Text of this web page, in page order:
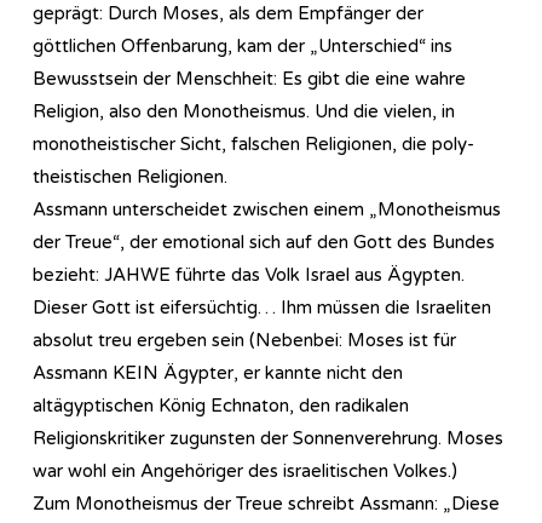
geprägt: Durch Moses, als dem Empfänger der
göttlichen Offenbarung, kam der „Unterschied“ ins
Bewusstsein der Menschheit: Es gibt die eine wahre
Religion, also den Monotheismus. Und die vielen, in
monotheistischer Sicht, falschen Religionen, die poly-
theistischen Religionen.
Assmann unterscheidet zwischen einem „Monotheismus
der Treue“, der emotional sich auf den Gott des Bundes
bezieht: JAHWE führte das Volk Israel aus Ägypten.
Dieser Gott ist eifersüchtig… Ihm müssen die Israeliten
absolut treu ergeben sein (Nebenbei: Moses ist für
Assmann KEIN Ägypter, er kannte nicht den
altägyptischen König Echnaton, den radikalen
Religionskritiker zugunsten der Sonnenverehrung. Moses
war wohl ein Angehöriger des israelitischen Volkes.)
Zum Monotheismus der Treue schreibt Assmann: „Diese